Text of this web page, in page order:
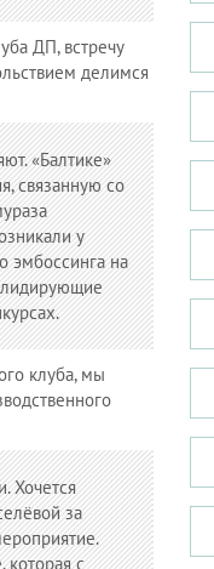
ДП, встречу
делимся
«Балтике»
связанную со
у
эмбоссинга на
лидирующие
клуба, мы
Хочется
за
которая с